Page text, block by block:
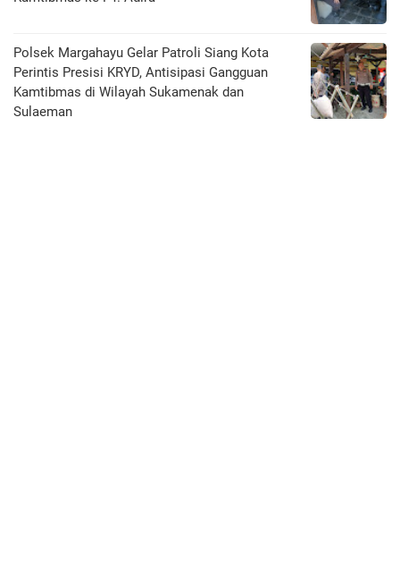
Polsek Margahayu Gelar Patroli Siang Kota
Perintis Presisi KRYD, Antisipasi Gangguan
Kamtibmas di Wilayah Sukamenak dan
Sulaeman